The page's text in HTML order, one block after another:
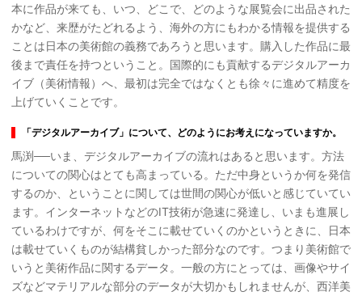
本に作品が来ても、いつ、どこで、どのような展覧会に出品された
かなど、来歴がたどれるよう、海外の方にもわかる情報を提供する
ことは日本の美術館の義務であろうと思います。購入した作品に最
後まで責任を持つということ。国際的にも貢献するデジタルアーカ
イブ（美術情報）へ、最初は完全ではなくとも徐々に進めて精度を
上げていくことです。
「デジタルアーカイブ」について、どのようにお考えになっていますか。
馬渕──いま、デジタルアーカイブの流れはあると思います。方法
についての関心はとても高まっている。ただ中身というか何を発信
するのか、ということに関しては世間の関心が低いと感じていてい
ます。インターネットなどのIT技術が急速に発達し、いまも進展し
ているわけですが、何をそこに載せていくのかというときに、日本
は載せていくものが結構貧しかった部分なのです。つまり美術館で
いうと美術作品に関するデータ。一般の方にとっては、画像やサイ
ズなどマテリアルな部分のデータが大切かもしれませんが、西洋美